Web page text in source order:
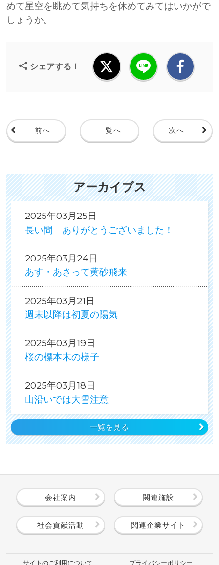
めて星空を眺めて気持ちを休めてみてはいかがで
しょうか。
シェアする！
前へ 一覧へ 次へ
アーカイブス
2025年03月25日
長い間 ありがとうございました！
2025年03月24日
あす・あさって黄砂飛来
2025年03月21日
週末以降は初夏の陽気
2025年03月19日
桜の標本木の様子
2025年03月18日
山沿いでは大雪注意
一覧を見る
会社案内 関連施設
社会貢献活動 関連企業サイト
サイトのご利用について プライバシーポリシー